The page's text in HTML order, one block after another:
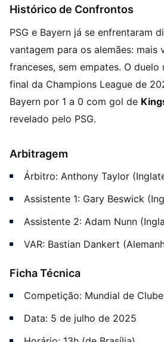
Histórico de Confrontos
PSG e Bayern já se enfrentaram
vantagem para os alemães: mais
franceses, sem empates. O
final da Champions League de
Bayern por 1 a 0 com gol de
revelado pelo PSG.
Arbitragem
Árbitro: Anthony Taylor
Assistente 1: Gary Beswick
Assistente 2: Adam Nunn
VAR: Bastian Dankert
Ficha Técnica
Competição: Mundial de
Data: 5 de julho de 2025